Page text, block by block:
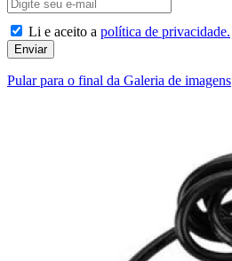
NiceFoto
NingBo Bolun
Photo Facility
Li e aceito a política de privacidade.
Enviar
Pular para o final da Galeria de imagens